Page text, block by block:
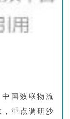
国数联物流
重点调研沙